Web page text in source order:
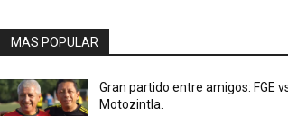
MAS POPULAR
Gran partido entre amigos: FGE
Motozintla.